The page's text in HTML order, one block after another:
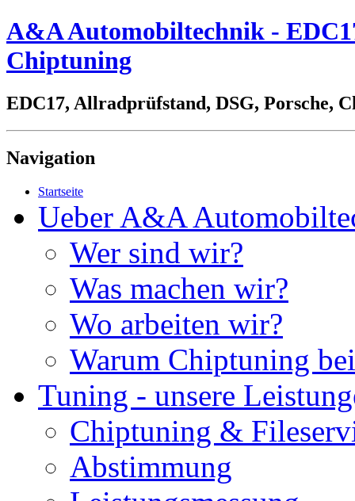
A&A Automobiltechnik -
Chiptuning
EDC17, Allradprüfstand, DSG, Porsche,
Navigation
Startseite
Ueber A&A
Wer sind wir?
Was machen wir?
Wo arbeiten wir?
Warum Chiptuning
Tuning - unsere
Chiptuning &
Abstimmung